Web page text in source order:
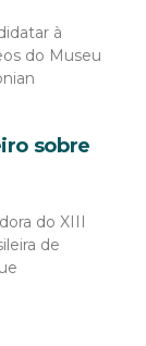
à
do Museu
sobre
do XIII
de